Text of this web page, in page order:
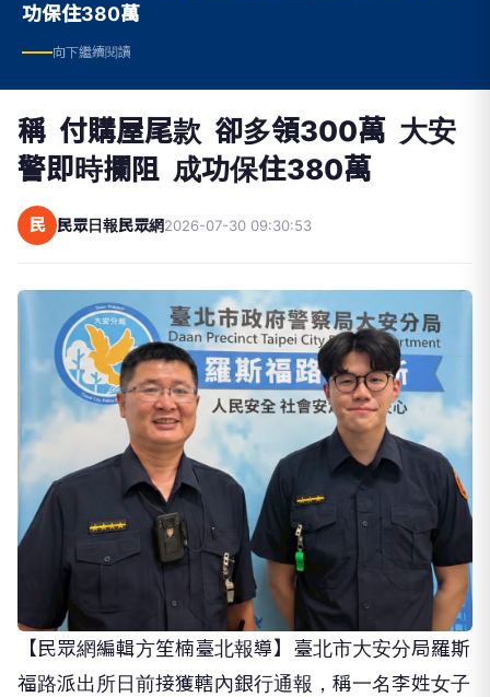
向下繼續閱讀
稱 付購屋尾款 卻多領300萬 大安
警即時攔阻 成功保住380萬
民眾日報民眾網 2026-07-30 09:30:53
【民眾網編輯方笙楠臺北報導】臺北市大安分局羅斯
福路派出所日前接獲轄內銀行通報，稱一名李姓女子
欲臨櫃提領新臺幣380萬元巨款，由於該帳戶已有異